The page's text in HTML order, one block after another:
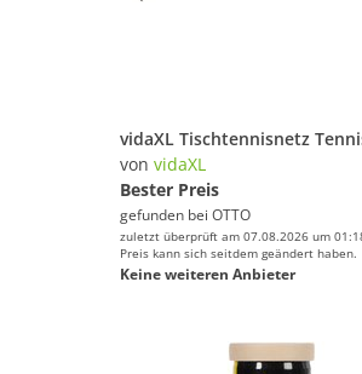
von vidaXL
Bester Preis
gefunden bei OTTO
zuletzt überprüft am 07.08.2026 um
Preis kann sich seitdem geändert haben.
Keine weiteren Anbieter